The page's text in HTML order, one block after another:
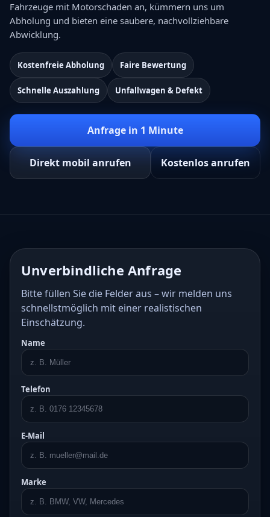
Fahrzeuge mit Motorschaden an, kümmern uns um
Abholung und bieten eine saubere, nachvollziehbare
Abwicklung.
Kostenfreie Abholung Faire Bewertung
Schnelle Auszahlung Unfallwagen & Defekt
Anfrage in 1 Minute
Direkt mobil anrufen Kostenlos anrufen
Unverbindliche Anfrage
Bitte füllen Sie die Felder aus – wir melden uns
schnellstmöglich mit einer realistischen
Einschätzung.
Name
Telefon
E-Mail
Marke